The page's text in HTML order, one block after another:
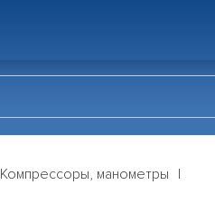
Компрессоры, манометры